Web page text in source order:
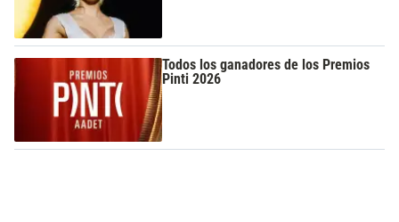
Todos los ganadores de los Premios
Pinti 2026